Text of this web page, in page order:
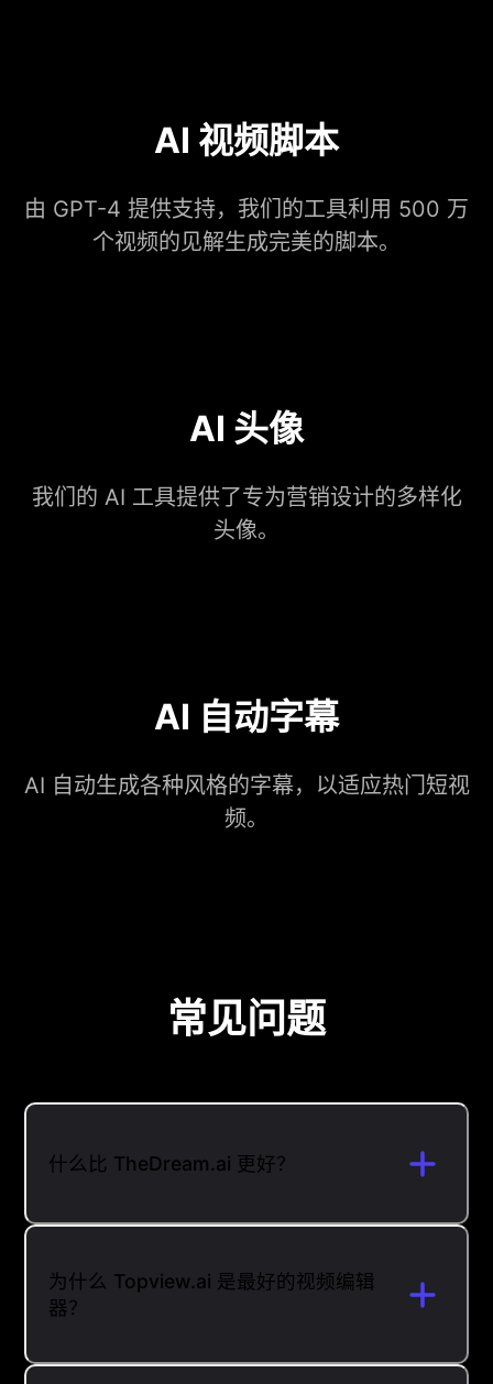
AI 视频脚本
由 GPT-4 提供支持，我们的工具利用 500 万
个视频的见解生成完美的脚本。
AI 头像
我们的 AI 工具提供了专为营销设计的多样化
头像。
AI 自动字幕
AI 自动生成各种风格的字幕，以适应热门短视
频。
常见问题
什么比 TheDream.ai 更好？
为什么 Topview.ai 是最好的视频编辑
器？